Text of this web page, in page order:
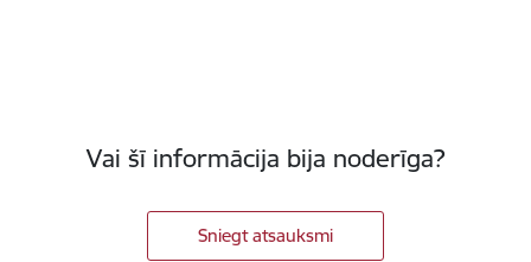
Vai šī informācija bija noderīga?
Sniegt atsauksmi